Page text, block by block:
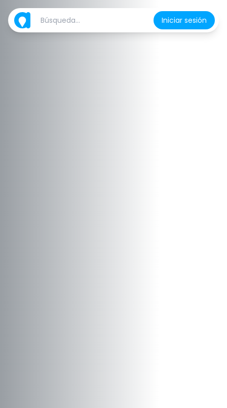
Iniciar sesión